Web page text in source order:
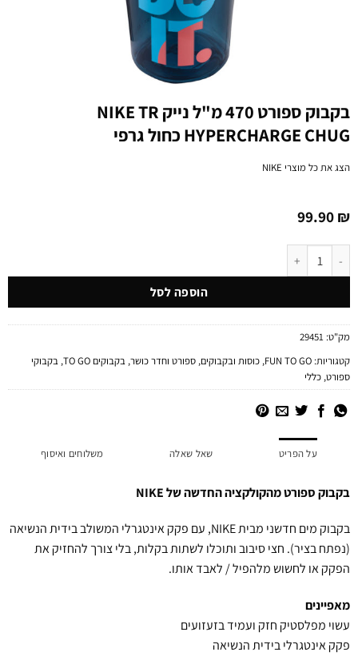
בקבוק ספורט 470 מ"ל נייק NIKE TR
HYPERCHARGE CHUG כחול גרפי
הצג את כל מוצריNIKE
99.90₪
כמות של בקבוק ספורט 470 מ"ל נייק NIKE TR HYPERCHARGE CHUG כחול גרפי
הוספה לסל
מק"ט:29451
קטגוריות:FUN TO GO
,כוסות ובקבוקים,ספורט וחדר כושר,בקבוקים TO GO ,בקבוקי
ספורט,כללי
על הפריט שאל שאלה משלוחים ואיסוף
בקבוק ספורט מהקולקציה החדשה של NIKE
בקבוק מים חדשני מבית NIKE, עם פקק אינטגרלי המשולב בידית הנשיאה
(נפתח בציר). חצי סיבוב ותוכלו לשתות בקלות, בלי צורך להחזיק את
הפקק או לחשוש מלהפיל / לאבד אותו.
מאפיינים
עשוי מפלסטיק חזק ועמיד בזעזועים
פקק אינטגרלי בידית הנשיאה